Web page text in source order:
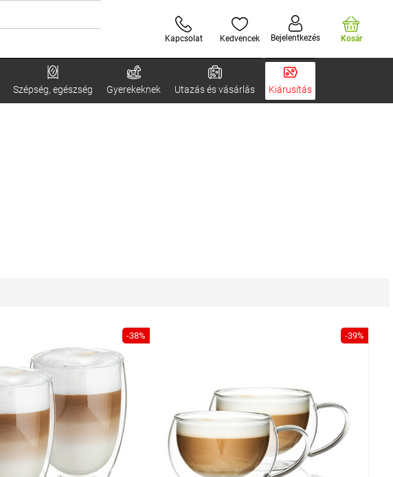
Kapcsolat Kedvencek Bejelentkezés Kosár
Szépség, egészség Gyerekeknek Utazás és vásárlás Kiárusítás
-38% -39%